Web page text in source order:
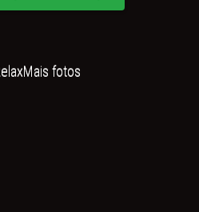
Mais fotos